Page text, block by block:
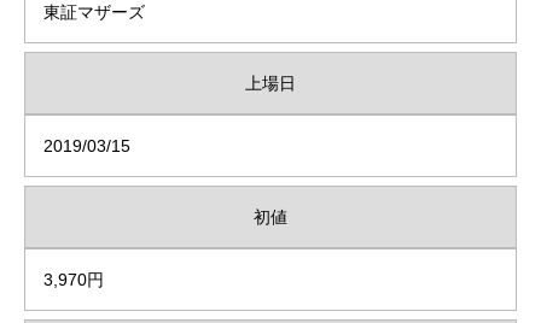
東証マザーズ
上場日
2019/03/15
初値
3,970円